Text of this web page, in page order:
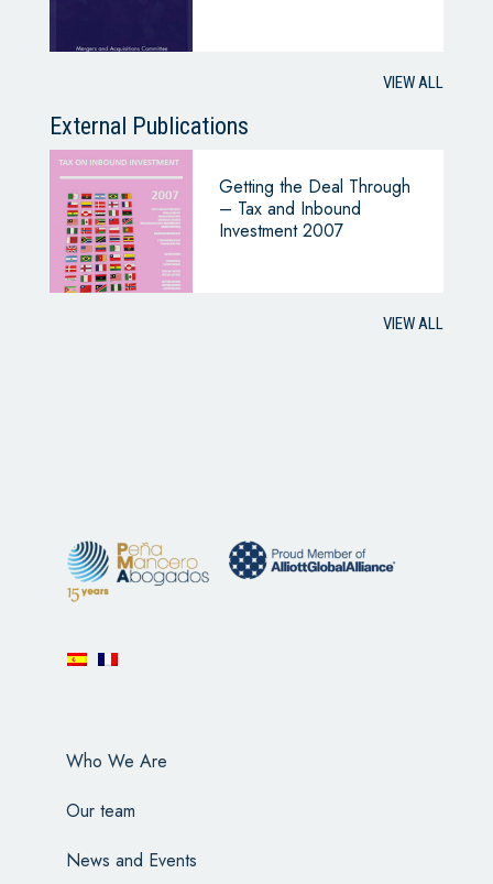
VIEW ALL
External Publications
Getting the Deal Through
– Tax and Inbound
Investment 2007
VIEW ALL
Who We Are
Our team
News and Events